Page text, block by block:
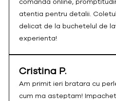
atentia pentru detalii.
delicat de la buchetelul de
experienta!
Cristina P.
Am primit ieri bratara cu
cum ma asteptam!